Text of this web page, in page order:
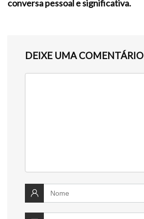
conversa pessoal e significativa.
DEIXE UMA COMENTÁRIO